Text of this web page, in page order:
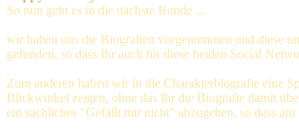
So nun geht es in die nächste Runde ...
wir haben uns die Biografien vorgenommen und diese
gefunden, so dass Ihr auch für diese beiden Social
Zum anderen haben wir in die Charakterbiografie eine
Blickwinkel zeigen, ohne das Ihr die Biografie damit
ein sachliches "Gefällt mir nicht" abzugeben, so dass